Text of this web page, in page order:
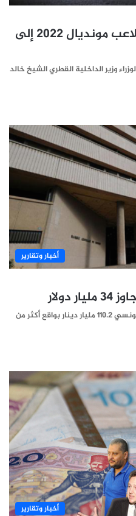
قطر مستعدة لنقل أحد ملاعب مونديال 2022 إلى
وزير الداخلية القطري الشيخ خالد
أخبار وتقارير
شهارة نت - تونس تجاوز الدين العام التونسي 110.2 مليار دينار بواقع أكثر من
أخبار وتقارير